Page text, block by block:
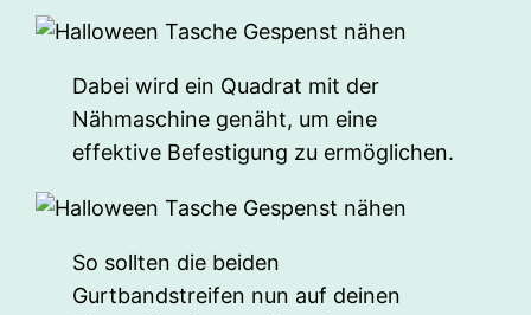
Dabei wird ein Quadrat mit der
Nähmaschine genäht, um eine
effektive Befestigung zu ermöglichen.
So sollten die beiden
Gurtbandstreifen nun auf deinen